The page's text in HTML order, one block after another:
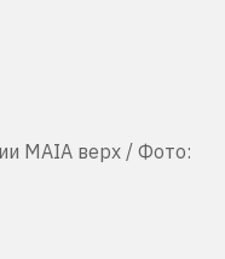
MAIA верх / Фото: